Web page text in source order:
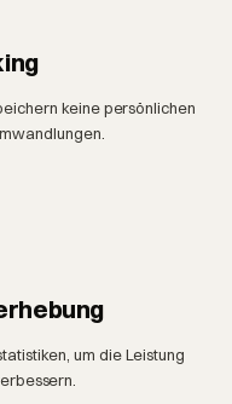
keine persönlichen
um die Leistung